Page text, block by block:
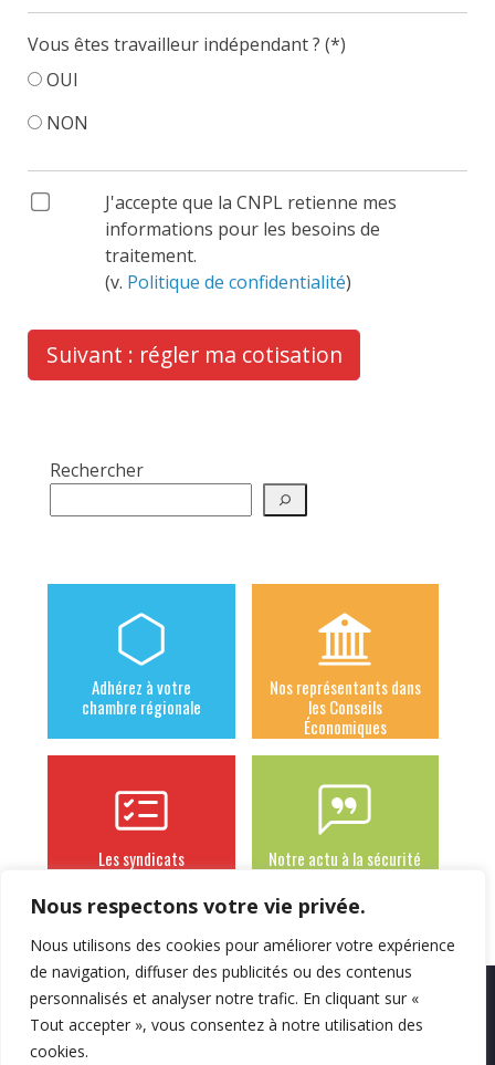
Nous respectons votre vie privée.
Nous utilisons des cookies pour améliorer votre expérience
de navigation, diffuser des publicités ou des contenus
personnalisés et analyser notre trafic. En cliquant sur «
Tout accepter », vous consentez à notre utilisation des
cookies.
Vous êtes travailleur indépendant ? (*)
OUI
NON
J'accepte que la CNPL retienne mes
informations pour les besoins de
traitement.
(v. Politique de confidentialité)
Suivant : régler ma cotisation
Rechercher
Adhérez à votre
chambre régionale
Nos représentants dans
les Conseils
Économiques
Les syndicats
adhérents
Notre actu à la sécurité
sociale des
indépendants
Mentions légales
Politique de
confidentialité
Contact